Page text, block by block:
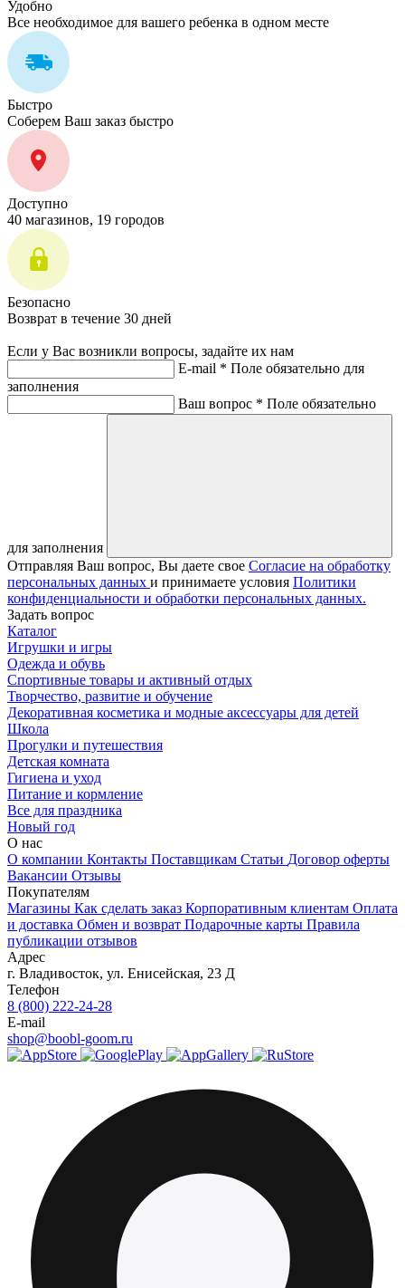
Удобно
Все необходимое для вашего ребенка в одном месте
Быстро
Соберем Ваш заказ быстро
Доступно
40 магазинов, 19 городов
Безопасно
Возврат в течение 30 дней
Если у Вас возникли вопросы, задайте их нам
E-mail * Поле обязательно для
заполнения
Ваш вопрос * Поле обязательно
для заполнения
Отправляя Ваш вопрос, Вы даете свое Согласие на обработку
персональных данных и принимаете условия Политики
конфиденциальности и обработки персональных данных.
Задать вопрос
Каталог
Игрушки и игры
Одежда и обувь
Спортивные товары и активный отдых
Творчество, развитие и обучение
Декоративная косметика и модные аксессуары для детей
Школа
Прогулки и путешествия
Детская комната
Гигиена и уход
Питание и кормление
Все для праздника
Новый год
О нас
О компании Контакты Поставщикам Статьи Договор оферты
Вакансии Отзывы
Покупателям
Магазины Как сделать заказ Корпоративным клиентам Оплата
и доставка Обмен и возврат Подарочные карты Правила
публикации отзывов
Адрес
г. Владивосток, ул. Енисейская, 23 Д
Телефон
8 (800) 222-24-28
E-mail
shop@boobl-goom.ru